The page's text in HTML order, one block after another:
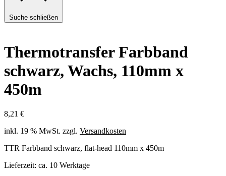
Suche schließen
Thermotransfer Farbband
schwarz, Wachs, 110mm x
450m
8,21 €
inkl. 19 % MwSt. zzgl. Versandkosten
TTR Farbband schwarz, flat-head 110mm x 450m
Lieferzeit: ca. 10 Werktage